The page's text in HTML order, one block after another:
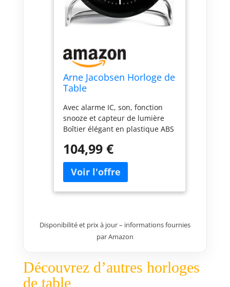
Arne Jacobsen Horloge de
Table
Avec alarme IC, son, fonction
snooze et capteur de lumière
Boîtier élégant en plastique ABS
très stable Horloge de table
avec verre bombé incassable
Hauteur : 12 cm - Diamètre : 11
cm
104,99 €
Disponibilité et prix à jour – informations fournies
par Amazon
Découvrez d’autres horloges
de table